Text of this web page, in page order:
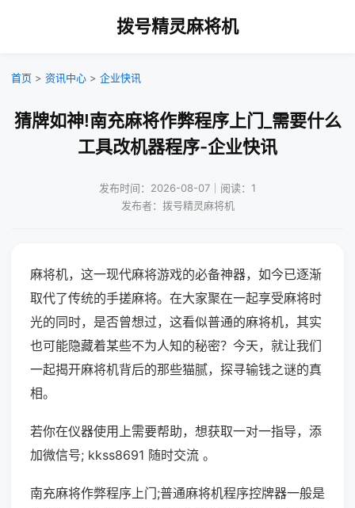
拨号精灵麻将机
首页 > 资讯中心 > 企业快讯
猜牌如神!南充麻将作弊程序上门_需要什么
工具改机器程序-企业快讯
发布时间：2026-08-07｜阅读：1
发布者：拨号精灵麻将机
麻将机，这一现代麻将游戏的必备神器，如今已逐渐
取代了传统的手搓麻将。在大家聚在一起享受麻将时
光的同时，是否曾想过，这看似普通的麻将机，其实
也可能隐藏着某些不为人知的秘密？今天，就让我们
一起揭开麻将机背后的那些猫腻，探寻输钱之谜的真
相。
若你在仪器使用上需要帮助，想获取一对一指导，添
加微信号; kkss8691 随时交流 。
南充麻将作弊程序上门;普通麻将机程序控牌器一般是